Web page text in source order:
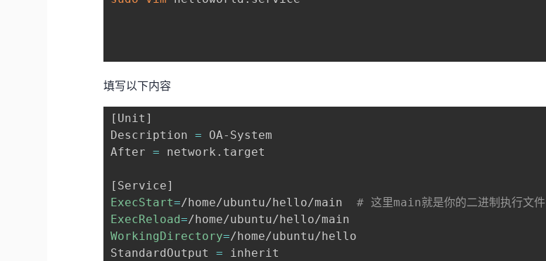
填写以下内容
[ Unit ]
Description = OA-System
After = network.target
[ Service]
ExecStart=/home/ubuntu/hello/main # 这里main就是你的二进制执行文件
ExecReload=
WorkingDirectory=/home/ubuntu/hello
StandardOutput = inherit